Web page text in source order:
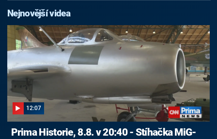
Nejnovější videa
12:07
Prima Historie, 8.8. v 20:40 - Stíhačka MiG-